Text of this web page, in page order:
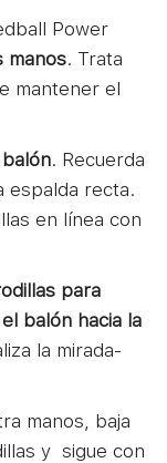
Power
manos. Trata
mantener el
. Recuerda
espalda recta.
en línea con
para
balón hacia la
la mirada-
manos, baja
y sigue con